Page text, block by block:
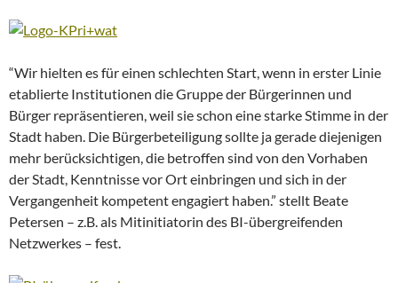
“Wir hielten es für einen schlechten Start, wenn in erster Linie
etablierte Institutionen die Gruppe der Bürgerinnen und
Bürger repräsentieren, weil sie schon eine starke Stimme in der
Stadt haben. Die Bürgerbeteiligung sollte ja gerade diejenigen
mehr berücksichtigen, die betroffen sind von den Vorhaben
der Stadt, Kenntnisse vor Ort einbringen und sich in der
Vergangenheit kompetent engagiert haben.” stellt Beate
Petersen – z.B. als Mitinitiatorin des BI-übergreifenden
Netzwerkes – fest.